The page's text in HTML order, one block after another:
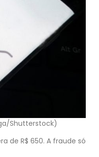
Shutterstock)
de R$ 650. A fraude só